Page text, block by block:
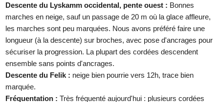
Descente du Lyskamm occidental, pente ouest : Bonnes
marches en neige, sauf un passage de 20 m où la glace affleure,
les marches sont peu marquées. Nous avons préféré faire une
longueur (à la descente) sur broches, avec pose d'ancrages pour
sécuriser la progression. La plupart des cordées descendent
ensemble sans points d'ancrages.
Descente du Felik : neige bien pourrie vers 12h, trace bien
marquée.
Fréquentation : Très fréquenté aujourd'hui : plusieurs cordées